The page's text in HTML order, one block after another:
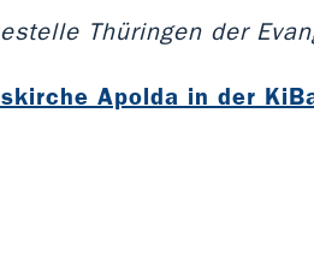
Thüringen der
Apolda in der